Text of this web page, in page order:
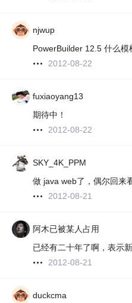
njwup
PowerBuilder 12.5 什么模
2012-08-22
fuxiaoyang13
期待中！
2012-08-22
SKY_4K_PPM
做 java web了，偶尔回来
2012-08-21
阿木已被某人占用
已经有二十年了啊，表示
2012-08-21
duckcma